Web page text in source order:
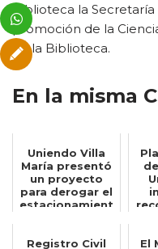
Biblioteca la
promoción de la
de la Biblioteca.
En la misma
Uniendo Villa
María presentó
un proyecto
para derogar el
estacionamient
Registro Civil
El